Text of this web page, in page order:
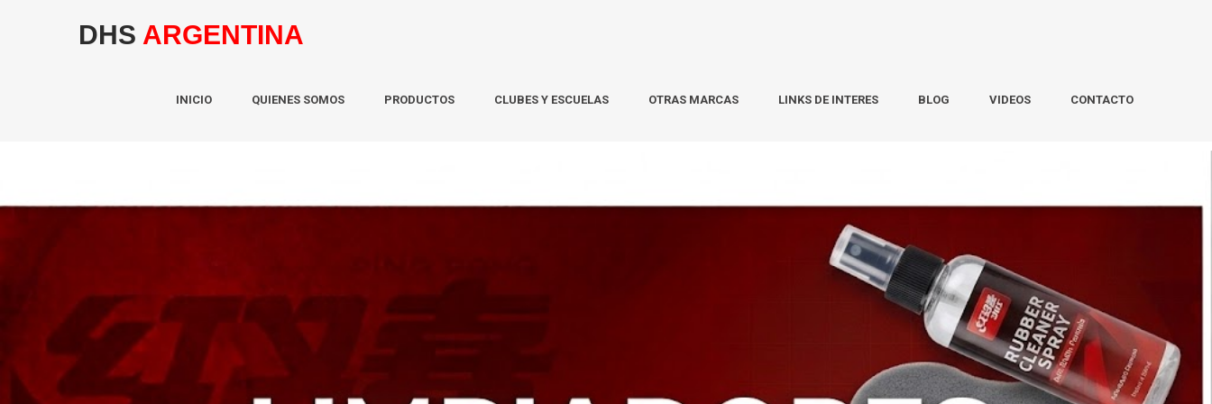
DHS ARGENTINA
INICIO QUIENES SOMOS PRODUCTOS CLUBES Y ESCUELAS OTRAS MARCAS LINKS DE INTERES BLOG VIDEOS CONTACTO